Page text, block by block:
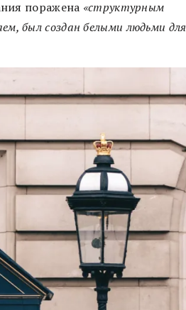
поражена «структурным
был создан белыми людьми для